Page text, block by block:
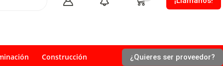
Construcción ¿Quieres ser proveedor?